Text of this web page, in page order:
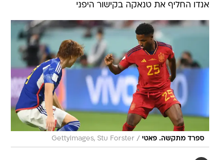
אנדו החליף את טנאקה בקישור היפני
ספרד מתקשה. פאטי /
GettyImages, Stu Forster